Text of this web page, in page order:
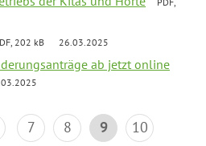
202 kB 26.03.2025
ab jetzt online
7 8 9
10